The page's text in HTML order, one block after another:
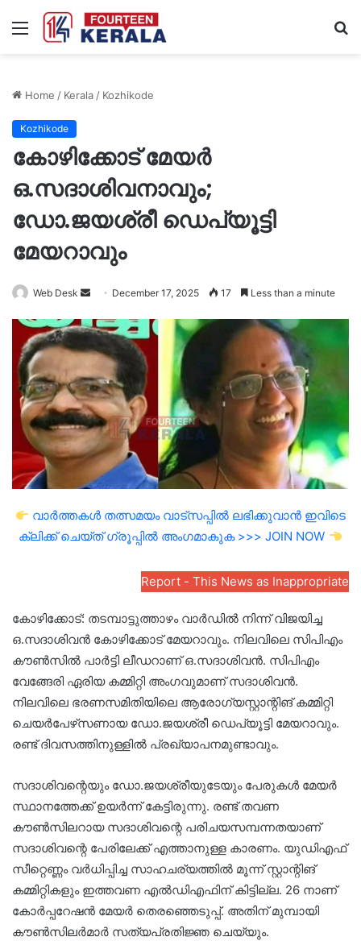
Menu
Home / Kerala/ Kozhikode
Kozhikode
കോഴിക്കോട് മേയർ
ഒ.സദാശിവനാവും;
ഡോ.ജയശ്രീ ഡെപ്യൂട്ടി
മേയറാവും
Web Desk
Send
email
December 17, 2025 17 Less than a minute
വാർത്തകൾ തത്സമയം വാട്സപ്പിൽ ലഭിക്കുവാൻ ഇവിടെ
ക്ലിക്ക് ചെയ്ത് ഗ്രൂപ്പിൽ അംഗമാകുക >>> JOIN NOW
Report - This News as Inappropriate
കോഴിക്കോട്: തടമ്പാട്ടുത്താഴം വാർഡിൽ നിന്ന് വിജയിച്ച
ഒ.സദാശിവൻ കോഴിക്കോട് മേയറാവും. നിലവിലെ സിപിഎം
കൗൺസിൽ പാർട്ടി ലീഡറാണ് ഒ.സദാശിവൻ. സിപിഎം
വേങ്ങേരി ഏരിയ കമ്മിറ്റി അംഗവുമാണ് സദാശിവൻ.
നിലവിലെ ഭരണസമിതിയിലെ ആരോഗ്യസ്റ്റാന്റിങ് കമ്മിറ്റി
ചെയർപേഴ്‌സണായ ഡോ.ജയശ്രീ ഡെപ്യൂട്ടി മേയറാവും.
രണ്ട് ദിവസത്തിനുള്ളിൽ പ്രഖ്യാപനമുണ്ടാവും.
സദാശിവന്റെയും ഡോ.ജയശ്രീയുടേയും പേരുകൾ മേയർ
സ്ഥാനത്തേക്ക് ഉയർന്ന് കേട്ടിരുന്നു. രണ്ട് തവണ
കൗൺസിലറായ സദാശിവന്റെ പരിചയസമ്പന്നതയാണ്
സദാശിവന്റെ പേരിലേക്ക് എത്താനുള്ള കാരണം. യുഡിഎഫ്
സീറ്റെണ്ണം വർധിപ്പിച്ച സാഹചര്യത്തിൽ മൂന്ന് സ്റ്റാന്റിങ്
കമ്മിറ്റികളും ഇത്തവണ എൽഡിഎഫിന് കിട്ടില്ല. 26 നാണ്
കോർപ്പറേഷൻ മേയർ തെരഞ്ഞെടുപ്പ്. അതിന് മുമ്പായി
കൗൺസിലർമാർ സത്യപ്രതിജ്ഞ ചെയ്യും.